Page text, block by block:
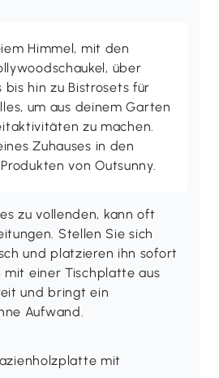
Himmel, mit den
über
bis hin zu Bistrosets für
um aus deinem Garten
zu machen.
Zuhauses in den
von Outsunny.
zu vollenden, kann oft
Stellen Sie sich
und platzieren ihn sofort
mit einer Tischplatte aus
und bringt ein
Aufwand.
mit